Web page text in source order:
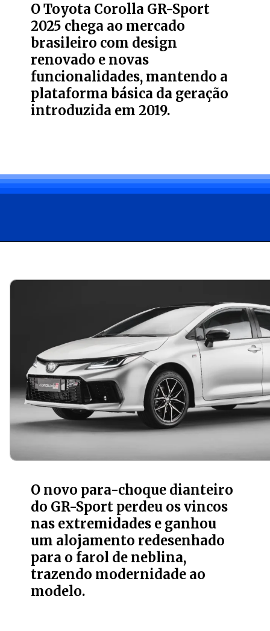
O Toyota Corolla GR-Sport
2025 chega ao mercado
brasileiro com design
renovado e novas
funcionalidades, mantendo a
plataforma básica da geração
introduzida em 2019.
O novo para-choque dianteiro
do GR-Sport perdeu os vincos
nas extremidades e ganhou
um alojamento redesenhado
para o farol de neblina,
trazendo modernidade ao
modelo.